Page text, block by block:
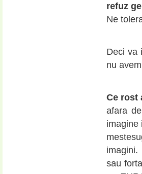
refuz
Ne
Deci va
nu
Ce rost
afara
imagine
imagini.
sau